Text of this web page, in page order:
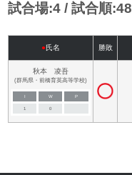
試合場:4 / 試合順:48
●氏名 勝敗
秋本 凌吾
(群馬県・前橋育英高等学校)
W P
1 0